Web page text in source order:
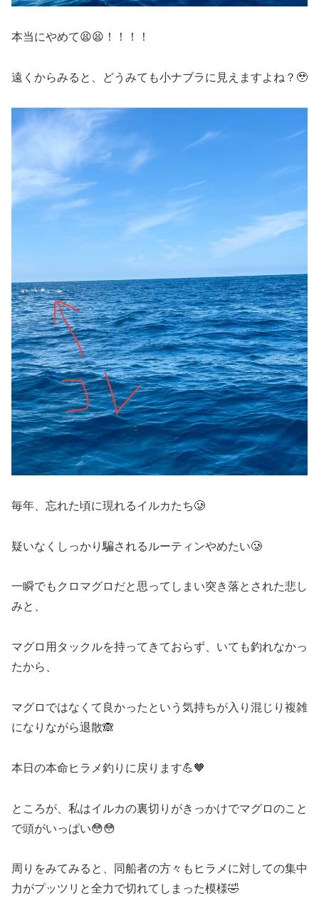
本当にやめて😫😫！！！！
遠くからみると、どうみても小ナブラに見えますよね？🥹
毎年、忘れた頃に現れるイルカたち🥲
疑いなくしっかり騙されるルーティンやめたい🥲
一瞬でもクロマグロだと思ってしまい突き落とされた悲し
みと、
マグロ用タックルを持ってきておらず、いても釣れなかっ
たから、
マグロではなくて良かったという気持ちが入り混じり複雑
になりながら退散🙈
本日の本命ヒラメ釣りに戻ります💪🧡
ところが、私はイルカの裏切りがきっかけでマグロのこと
で頭がいっぱい😳😳
周りをみてみると、同船者の方々もヒラメに対しての集中
力がプッツリと全力で切れてしまった模様🤣